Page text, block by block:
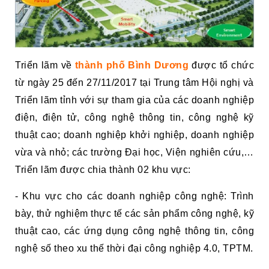
Triển lãm về thành phố Bình Dương được tổ chức
từ ngày 25 đến 27/11/2017 tại Trung tâm Hội nghị và
Triển lãm tỉnh với sự tham gia của các doanh nghiệp
điện, điện tử, công nghệ thông tin, công nghệ kỹ
thuật cao; doanh nghiệp khởi nghiệp, doanh nghiệp
vừa và nhỏ; các trường Đại học, Viện nghiên cứu,…
Triển lãm được chia thành 02 khu vực:
- Khu vực cho các doanh nghiệp công nghệ: Trình
bày, thử nghiệm thực tế các sản phẩm công nghệ, kỹ
thuật cao, các ứng dụng công nghệ thông tin, công
nghệ số theo xu thế thời đại công nghiệp 4.0, TPTM.